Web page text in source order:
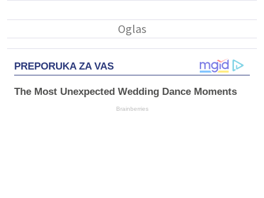
PREPORUKA ZA VAS
The Most Unexpected Wedding Dance Moments
Brainberries